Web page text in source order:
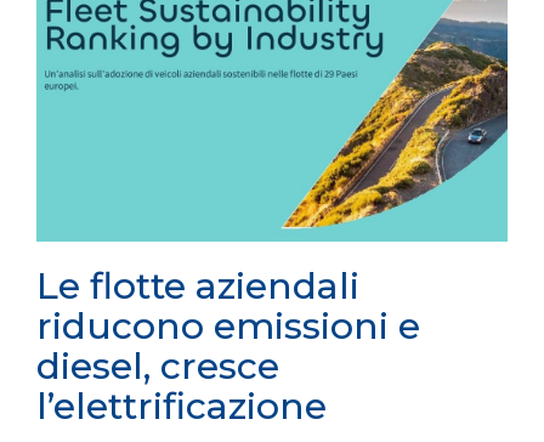
Le flotte aziendali
riducono emissioni e
diesel, cresce
l’elettrificazione